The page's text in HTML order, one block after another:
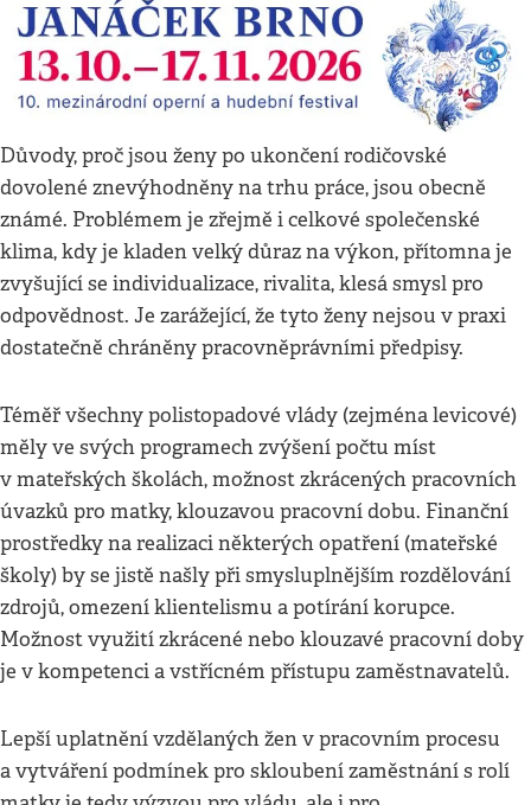
Důvody, proč jsou ženy po ukončení rodičovské
dovolené znevýhodněny na trhu práce, jsou obecně
známé. Problémem je zřejmě i celkové společenské
klima, kdy je kladen velký důraz na výkon, přítomna je
zvyšující se individualizace, rivalita, klesá smysl pro
odpovědnost. Je zarážející, že tyto ženy nejsou v praxi
dostatečně chráněny pracovněprávními předpisy.
Téměř všechny polistopadové vlády (zejména levicové)
měly ve svých programech zvýšení počtu míst
v mateřských školách, možnost zkrácených pracovních
úvazků pro matky, klouzavou pracovní dobu. Finanční
prostředky na realizaci některých opatření (mateřské
školy) by se jistě našly při smysluplnějším rozdělování
zdrojů, omezení klientelismu a potírání korupce.
Možnost využití zkrácené nebo klouzavé pracovní doby
je v kompetenci a vstřícném přístupu zaměstnavatelů.
Lepší uplatnění vzdělaných žen v pracovním procesu
a vytváření podmínek pro skloubení zaměstnání s rolí